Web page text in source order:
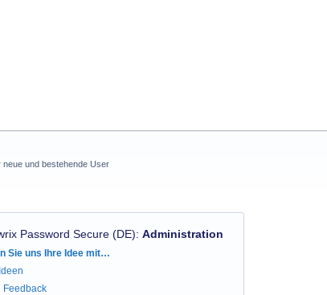
neue und bestehende User
Password Secure (DE): Administration
Sie uns Ihre Idee mit…
Feedback